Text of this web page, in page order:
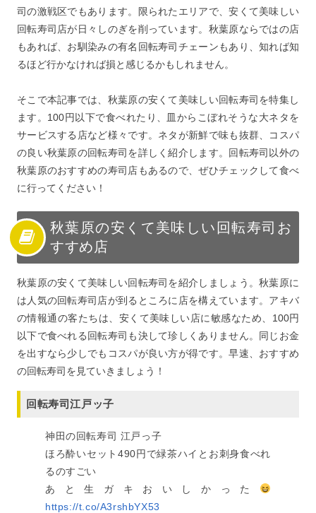
司の激戦区でもあります。限られたエリアで、安くて美味しい
回転寿司店が日々しのぎを削っています。秋葉原ならではの店
もあれば、お馴染みの有名回転寿司チェーンもあり、知れば知
るほど行かなければ損と感じるかもしれません。
そこで本記事では、秋葉原の安くて美味しい回転寿司を特集し
ます。100円以下で食べれたり、皿からこぼれそうな大ネタを
サービスする店など様々です。ネタが新鮮で味も抜群、コスパ
の良い秋葉原の回転寿司を詳しく紹介します。回転寿司以外の
秋葉原のおすすめの寿司店もあるので、ぜひチェックして食べ
に行ってください！
秋葉原の安くて美味しい回転寿司お
すすめ店
秋葉原の安くて美味しい回転寿司を紹介しましょう。秋葉原に
は人気の回転寿司店が到るところに店を構えています。アキバ
の情報通の客たちは、安くて美味しい店に敏感なため、100円
以下で食べれる回転寿司も決して珍しくありません。同じお金
を出すなら少しでもコスパが良い方が得です。早速、おすすめ
の回転寿司を見ていきましょう！
回転寿司江戸ッ子
神田の回転寿司 江戸っ子
ほろ酔いセット490円で緑茶ハイとお刺身食べれ
るのすごい
あと生ガキおいしかった
https://t.co/A3rshbYX53